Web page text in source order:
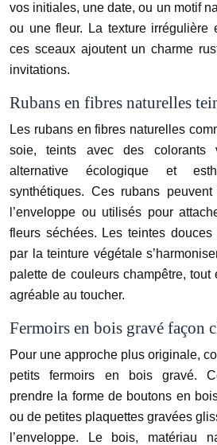
vos initiales, une date, ou un motif
ou une fleur. La texture irrégulière
ces sceaux ajoutent un charme
invitations.
Rubans en fibres naturelles
Les rubans en fibres naturelles
soie, teints avec des colorants
alternative écologique et
synthétiques. Ces rubans
l’enveloppe ou utilisés pour
fleurs séchées. Les teintes
par la teinture végétale
palette de couleurs champêtre, tout
agréable au toucher.
Fermoirs en bois gravé façon
Pour une approche plus originale,
petits fermoirs en bois gravé.
prendre la forme de boutons en
ou de petites plaquettes gravées
l’enveloppe. Le bois, matériau